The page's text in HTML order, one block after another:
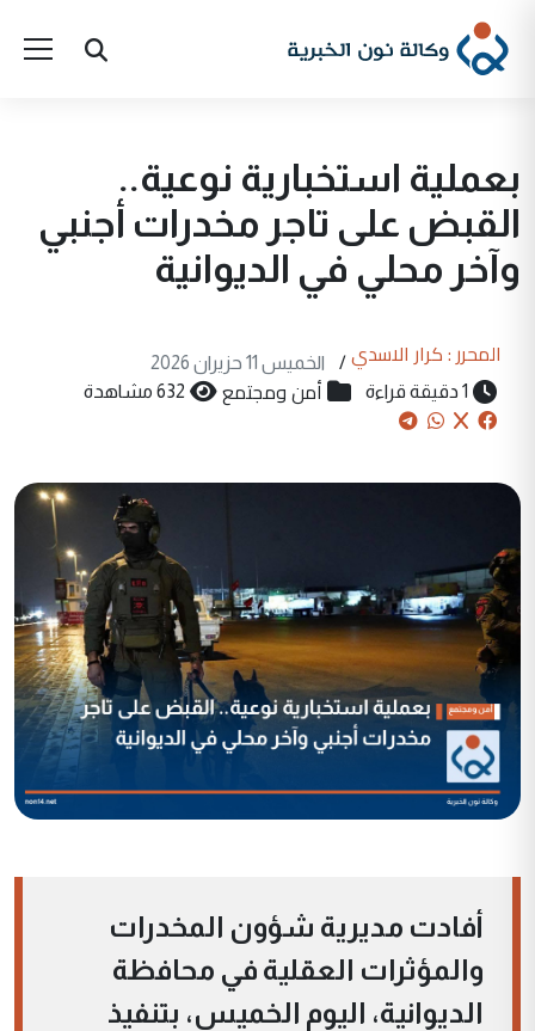
بعملية استخبارية نوعية..
القبض على تاجر مخدرات أجنبي
وآخر محلي في الديوانية
المحرر : كرار الاسدي /
الخميس 11 حزيران 2026
1 دقيقة قراءة
أمن ومجتمع 632 مشاهدة
أفادت مديرية شؤون المخدرات
والمؤثرات العقلية في محافظة
الديوانية، اليوم الخميس، بتنفيذ